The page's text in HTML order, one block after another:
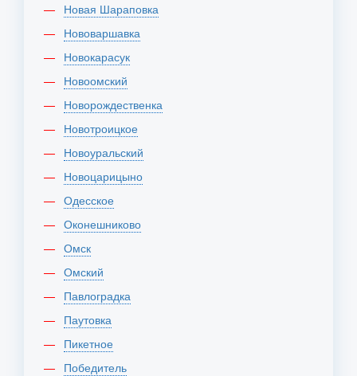
Новая Шараповка
Нововаршавка
Новокарасук
Новоомский
Новорождественка
Новотроицкое
Новоуральский
Новоцарицыно
Одесское
Оконешниково
Омск
Омский
Павлоградка
Паутовка
Пикетное
Победитель